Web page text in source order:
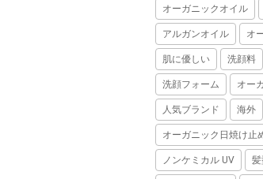
オーガニックオイル
アルガンオイル オ
肌に優しい 洗顔料
洗顔フォーム オー
人気ブランド 海外
オーガニック日焼け止
ノンケミカル UV 髪